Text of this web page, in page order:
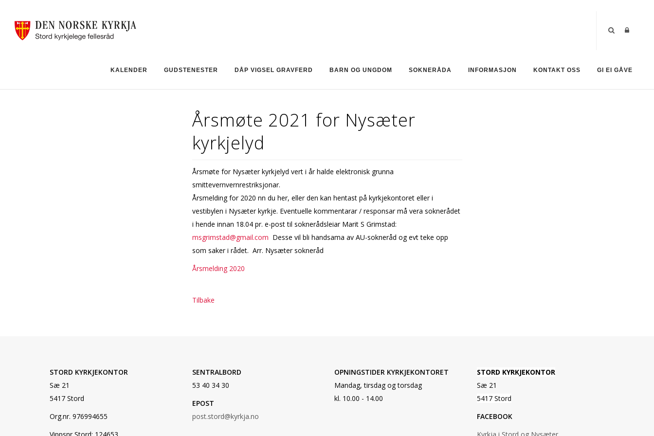
KALENDER GUDSTENESTER DÅP VIGSEL GRAVFERD BARN OG UNGDOM SOKNERÅDA INFORMASJON KONTAKT OSS GI EI GÅVE
Årsmøte 2021 for Nysæter
kyrkjelyd
Årsmøte for Nysæter kyrkjelyd vert i år halde elektronisk grunna
smittevernvernrestriksjonar.
Årsmelding for 2020 finn du her, eller den kan hentast på kyrkjekontoret eller i
vestibylen i Nysæter kyrkje. Eventuelle kommentarar / responsar må vera soknerådet
i hende innan 18.04 pr. e-post til soknerådsleiar Marit S Grimstad:
msgrimstad@gmail.com Desse vil bli handsama av AU-sokneråd og evt teke opp
som saker i rådet. Arr. Nysæter sokneråd
Årsmelding 2020
Tilbake
STORD KYRKJEKONTOR
Sæ 21
5417 Stord
Org.nr. 976994655
SENTRALBORD
53 40 34 30
EPOST
post.stord@kyrkja.no
OPNINGSTIDER KYRKJEKONTORET
Mandag, tirsdag og torsdag
kl. 10.00 - 14.00
STORD KYRKJEKONTOR
Sæ 21
5417 Stord
FACEBOOK